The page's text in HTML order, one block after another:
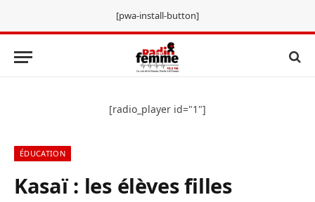
[pwa-install-button]
[radio_player id="1"]
ÉDUCATION
Kasaï : les élèves filles